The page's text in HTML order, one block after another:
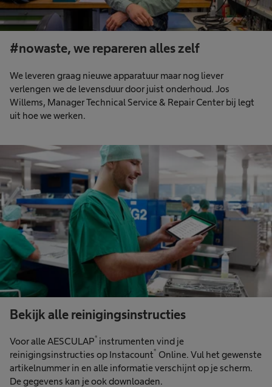
#nowaste, we repareren alles zelf
We leveren graag nieuwe apparatuur maar nog liever
verlengen we de levensduur door juist onderhoud. Jos
Willems, Manager Technical Service & Repair Center bij legt
uit hoe we werken.
Bekijk alle reinigingsinstructies
Voor alle AESCULAP® instrumenten vind je
reinigingsinstructies op Instacount® Online. Vul het gewenste
artikelnummer in en alle informatie verschijnt op je scherm.
De gegevens kan je ook downloaden.